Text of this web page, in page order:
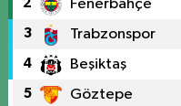
2 Fenerbahçe
3 Trabzonspor
4 Beşiktaş
5 Göztepe